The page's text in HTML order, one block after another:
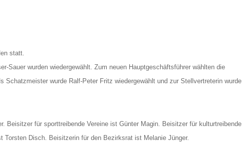
statt.
Sauer wurden wiedergewählt. Zum neuen Hauptgeschäftsführer wählten die
wurde Ralf-Peter Fritz wiedergewählt und zur Stellvertreterin wurde
Beisitzer für sporttreibende Vereine ist Günter Magin. Beisitzer für kulturtreibende
Disch. Beisitzerin für den Bezirksrat ist Melanie Jünger.